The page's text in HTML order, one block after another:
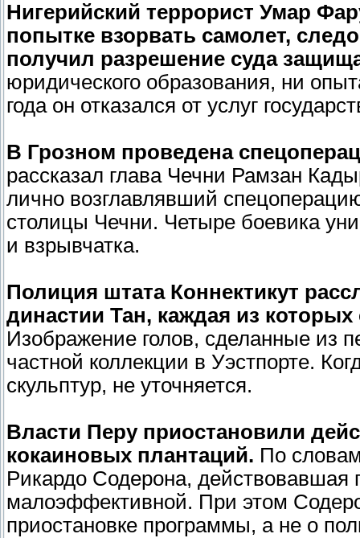
Нигерийский террорист Умар
попытке взорвать самолет,
получил разрешение суда
юридического образования, ни
года он отказался от услуг
В Грозном проведена
рассказал глава Чечни Рамзан
лично возглавлявший
столицы Чечни. Четыре боевика
и взрывчатка.
Полиция штата Коннектикут
династии Тан, каждая из
Изображение голов, сделанные из
частной коллекции в Уэстпорте.
скульптур, не уточняется.
Власти Перу приостановили
кокаиновых плантаций. По
Рикардо Содерона, действовавшая
малоэффективной. При этом
приостановке программы, а не о